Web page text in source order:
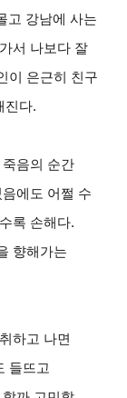
고 강남에 사는
서 나보다 잘
이 은근히 친구
진다.
음의 순간
에도 어쩔 수
록 손해다.
향해가는
하고 나면
들뜨고